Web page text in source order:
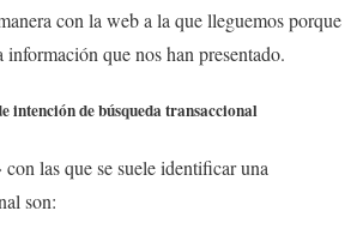
con la web a la que lleguemos porque
que nos han presentado.
intención de búsqueda transaccional
las que se suele identificar una
son: